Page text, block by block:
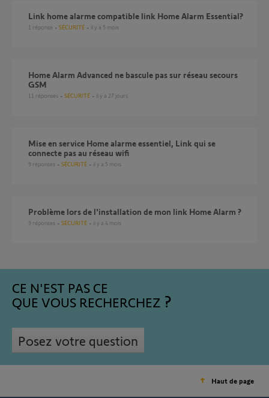
link home alarme compatible link Home Alarm Essential?
1 réponse SÉCURITÉ il y a 5 mois
Home Alarm Advanced ne bascule pas sur réseau secours
GSM
11 réponses SÉCURITÉ il y a 27 jours
Mise en service Home alarme essentiel, Link qui se
connecte pas au réseau wifi
9 réponses SÉCURITÉ il y a 5 mois
Problème lors de l'installation de mon link Home Alarm ?
9 réponses SÉCURITÉ il y a 4 mois
CE N'EST PAS CE
QUE VOUS RECHERCHEZ
Posez votre question
Haut de page